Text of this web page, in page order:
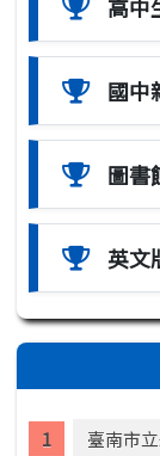
高中
國中
圖書
英文
臺南市